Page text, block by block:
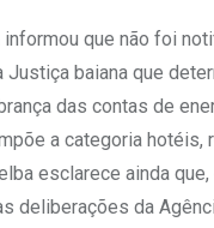
informou que não foi
Justiça baiana que
das contas de
a categoria hotéis,
esclarece ainda
deliberações da